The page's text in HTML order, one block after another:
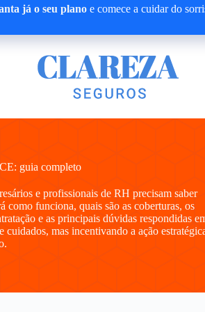
já o seu planoe comece a cuidar do
guia completo
e profissionais de RH precisam saber
funciona, quais são as coberturas, os
e as principais dúvidas respondidas
mas incentivando a ação